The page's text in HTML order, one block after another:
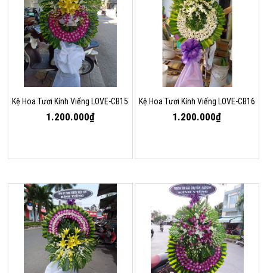
Kệ Hoa Tươi Kính Viếng LOVE-CB15
1.200.000₫
Kệ Hoa Tươi Kính Viếng LOVE-CB16
1.200.000₫